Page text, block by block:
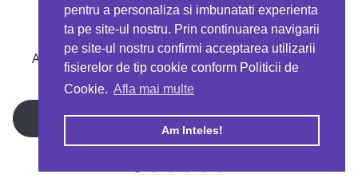
pentru a personaliza si imbunatati experienta
ta pe site-ul nostru. Prin continuarea navigarii
pe site-ul nostru confirmi acceptarea utilizarii
fisierelor de tip cookie conform Politicii de
Cookie. Afla mai multe
Am Inteles!
Copyright © 2026 EAT & TRACK S.R.L
MYPROTEIN
Ai 40%reducere la orice comandă folosind codul
EATTRACK
Profită acum